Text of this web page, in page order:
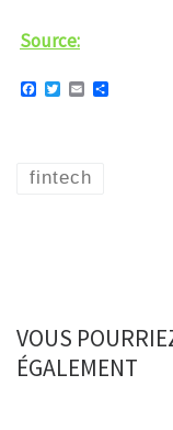
Source:
o
o
T
w
r
E
m
fintech
VOUS
ÉGALEMENT